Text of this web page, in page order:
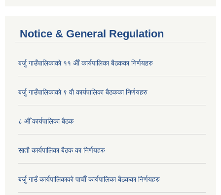
Notice & General Regulation
बर्जु गाउँपालिकाकाे ११ अैाँ कार्यपालिका बैठकका निर्णयहरु
बर्जु गाउँपालिकाकाे ९ वाै‌ कार्यपालिका बैठकका निर्णयहरु
८ औँ कार्यपालिका बैठक
साताै‌ कार्यपालिका बैठक का निर्णयहरु
बर्जु गाउँ कार्यपालिकाकाे पाचाै‌ँ कार्यपालिका बैठकका निर्णयहरु